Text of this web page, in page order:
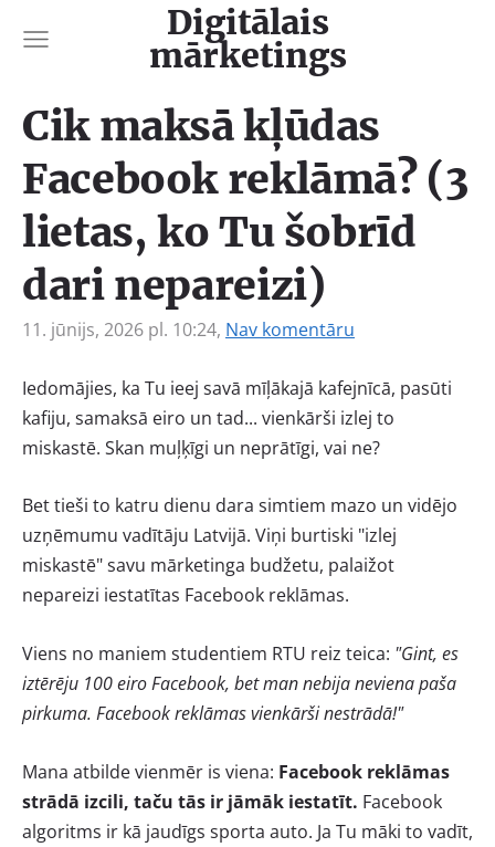
Digitālais
mārketings
Cik maksā kļūdas
Facebook reklāmā? (3
lietas, ko Tu šobrīd
dari nepareizi)
11. jūnijs, 2026 pl. 10:24, Nav komentāru
Iedomājies, ka Tu ieej savā mīļākajā kafejnīcā, pasūti
kafiju, samaksā eiro un tad... vienkārši izlej to
miskastē. Skan muļķīgi un neprātīgi, vai ne?
Bet tieši to katru dienu dara simtiem mazo un vidējo
uzņēmumu vadītāju Latvijā. Viņi burtiski "izlej
miskastē" savu mārketinga budžetu, palaižot
nepareizi iestatītas Facebook reklāmas.
Viens no maniem studentiem RTU reiz teica: "Gint, es
iztērēju 100 eiro Facebook, bet man nebija neviena paša
pirkuma. Facebook reklāmas vienkārši nestrādā!"
Mana atbilde vienmēr is viena: Facebook reklāmas
strādā izcili, taču tās ir jāmāk iestatīt. Facebook
algoritms ir kā jaudīgs sporta auto. Ja Tu māki to vadīt,